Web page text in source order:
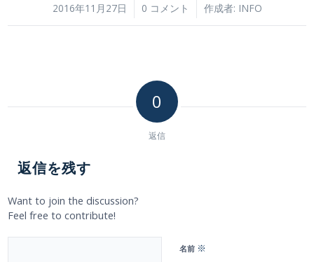
2016年11月27日
/ 0 コメント
/ 作成者: INFO
0
返信
返信を残す
Want to join the discussion?
Feel free to contribute!
名前 ※